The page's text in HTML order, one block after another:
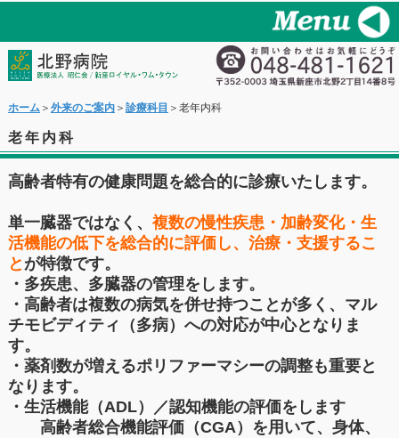
ホーム＞ 外来のご案内＞ 診療科目 ＞老年内科
老年内科
高齢者特有の健康問題を総合的に診療いたします。
単一臓器ではなく、 複数の慢性疾患・加齢変化・生
活機能の低下を総合的に評価し、治療・支援するこ
と が特徴です。
・多疾患、多臓器の管理をします。
・高齢者は複数の病気を併せ持つことが多く、マル
チモビディティ（多病）への対応が中心となりま
す。
・薬剤数が増えるポリファーマシーの調整も重要と
なります。
・生活機能（ADL）／認知機能の評価をします
高齢者総合機能評価（CGA）を用いて、身体、